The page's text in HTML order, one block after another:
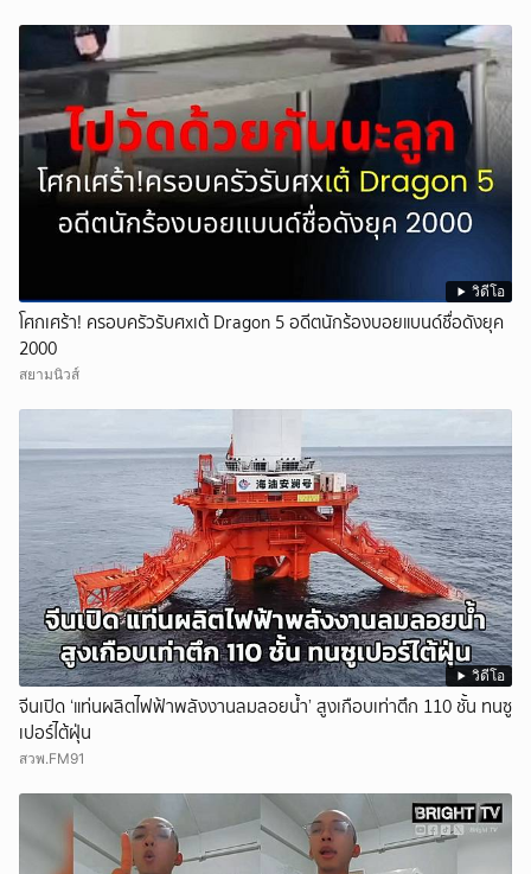
วิดีโอ
โศกเศร้า! ครอบครัวรับศxเต้ Dragon 5 อดีตนักร้องบอยแบนด์ชื่อดังยุค
2000
สยามนิวส์
วิดีโอ
จีนเปิด ‘แท่นผลิตไฟฟ้าพลังงานลมลอยน้ำ’ สูงเกือบเท่าตึก 110 ชั้น ทนซู
เปอร์ไต้ฝุ่น
สวพ.FM91